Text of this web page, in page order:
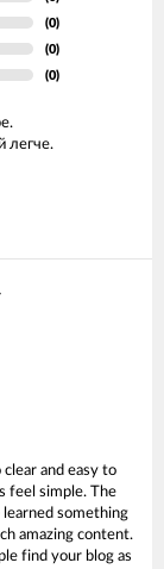
(0)
(0)
(0)
легче.
and easy to
feel simple. The
something
amazing content.
find your blog as